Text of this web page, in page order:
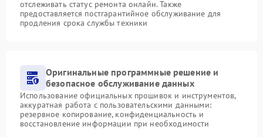
отслеживать статус ремонта онлайн. Также
предоставляется постгарантийное обслуживание для
продления срока службы техники
Оригинальные программные решение и
безопасное обслуживание данных
Использование официальных прошивок и инструментов,
аккуратная работа с пользовательскими данными:
резервное копирование, конфиденциальность и
восстановление информации при необходимости